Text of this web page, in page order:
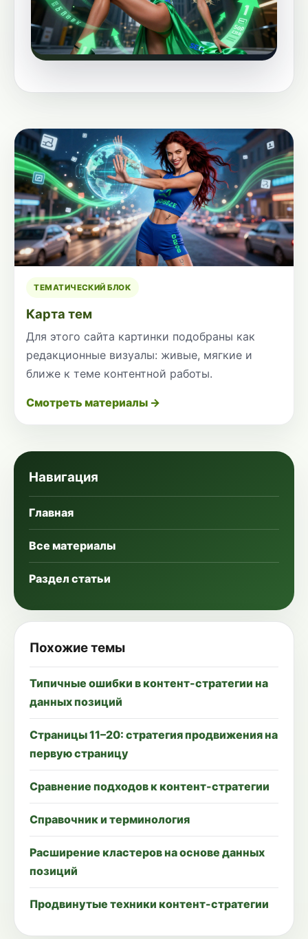
ТЕМАТИЧЕСКИЙ БЛОК
Карта тем
Для этого сайта картинки подобраны как
редакционные визуалы: живые, мягкие и
ближе к теме контентной работы.
Смотреть материалы →
Навигация
Главная
Все материалы
Раздел статьи
Похожие темы
Типичные ошибки в контент-стратегии на
данных позиций
Страницы 11–20: стратегия продвижения на
первую страницу
Сравнение подходов к контент-стратегии
Справочник и терминология
Расширение кластеров на основе данных
позиций
Продвинутые техники контент-стратегии